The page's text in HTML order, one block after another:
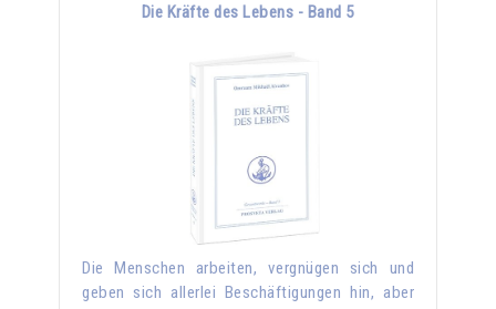
Die Kräfte des Lebens - Band 5
Die Menschen arbeiten, vergnügen sich und
geben sich allerlei Beschäftigungen hin, aber